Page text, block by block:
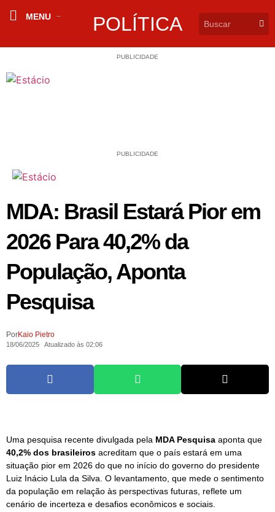
MENU POLÍTICA
PUBLICIDADE
PUBLICIDADE
MDA: Brasil Estará Pior em
2026 Para 40,2% da
População, Aponta
Pesquisa
PorKaio Pietro
18/06/2025 Atualizado às 02:06
Uma pesquisa recente divulgada pela MDA Pesquisa aponta que
40,2% dos brasileiros acreditam que o país estará em uma
situação pior em 2026 do que no início do governo do presidente
Luiz Inácio Lula da Silva. O levantamento, que mede o sentimento
da população em relação às perspectivas futuras, reflete um
cenário de incerteza e desafios econômicos e sociais.